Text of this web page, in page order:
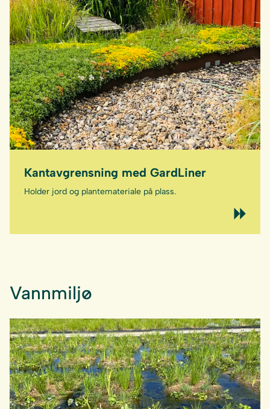
Kantavgrensning med GardLiner
Holder jord og plantemateriale på plass.
Vannmiljø